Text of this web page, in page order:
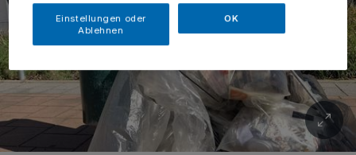
Einstellungen oder
Ablehnen
OK